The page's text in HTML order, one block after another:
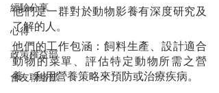
經驗分享
心得
政策權益部
會友聯絡部
他們是一群對於動物影養有深度研究及
了解的人。
他們的工作包涵：飼料生產、設計適合
動物的菜單、評估特定動物所需之營
養、利用營養策略來預防或治療疾病。